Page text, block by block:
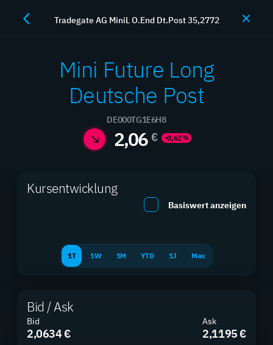
JETZT HANDELN
Hebelprodukte
Maximieren Sie Ihre Rendite mit professionellen
Tradegate AG MiniL O.End Dt.Post 35,2772
Mini Future Long
Deutsche Post
DE000TG1E6H8
2,06 € -0,62%
Kursentwicklung
Basiswert anzeigen
1T 1W 1M YTD 1J Max
Bid / Ask
Bid
2,0634 €
Ask
2,1195 €
SUCHEN
Produkte gesamt